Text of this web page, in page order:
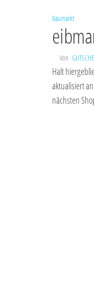
Baumarkt
Von
Halt
aktualisiert
nächsten